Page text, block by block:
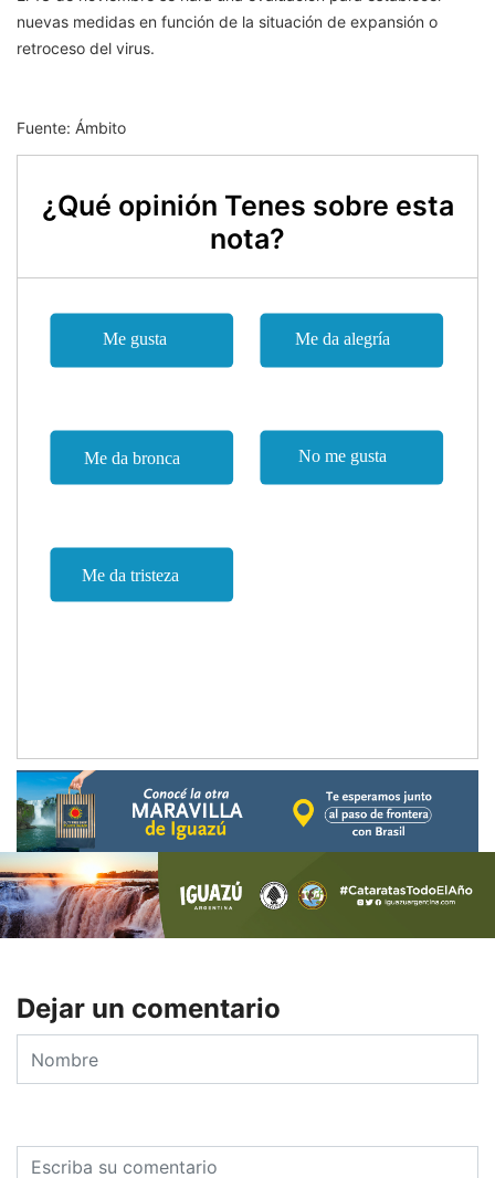
nuevas medidas en función de la situación de expansión o
retroceso del virus.
Fuente: Ámbito
¿Qué opinión Tenes sobre esta
nota?
Dejar un comentario